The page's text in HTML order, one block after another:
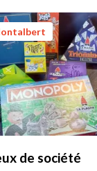
de société